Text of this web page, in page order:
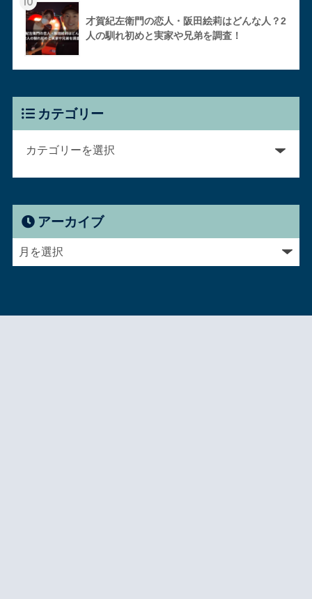
才賀紀左衛門の恋人・阪田絵莉はどんな人？2
人の馴れ初めと実家や兄弟を調査！
カテゴリー
アーカイブ